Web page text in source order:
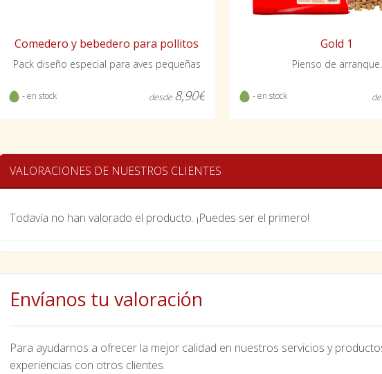
Comedero y bebedero para pollitos
Pack diseño especial para aves pequeñas
- en stock desde 8,90€
Gold 1
Pienso de arranque.
- en stock
VALORACIONES DE NUESTROS CLIENTES
Todavía no han valorado el producto. ¡Puedes ser el primero!
Envíanos tu valoración
Para ayudarnos a ofrecer la mejor calidad en nuestros servicios y
experiencias con otros clientes.